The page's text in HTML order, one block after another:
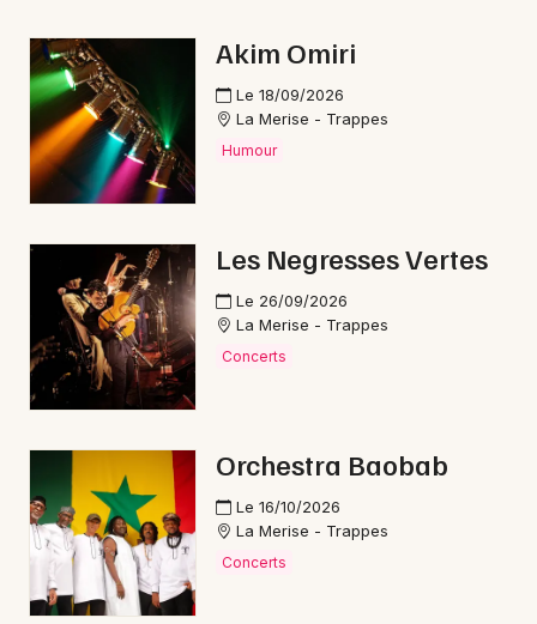
Pop / folk dans le Centre-Val de Loire
Newsletter des sorties
Artistes en tournée
Actus à Nogent-le-Rotrou
Magazine à Nogent-le-Rotrou
Akim Omiri
Le 18/09/2026
La Merise - Trappes
Humour
Les Negresses Vertes
Le 26/09/2026
La Merise - Trappes
Concerts
Orchestra Baobab
Le 16/10/2026
La Merise - Trappes
Concerts